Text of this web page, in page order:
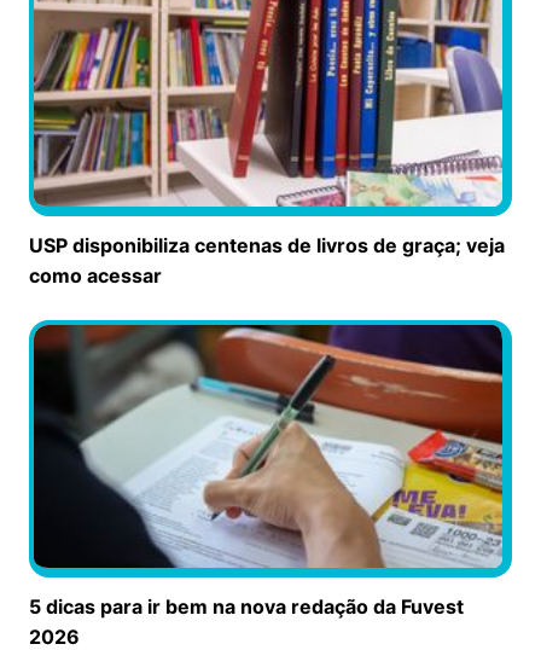
USP disponibiliza centenas de livros de graça; veja
como acessar
5 dicas para ir bem na nova redação da Fuvest
2026